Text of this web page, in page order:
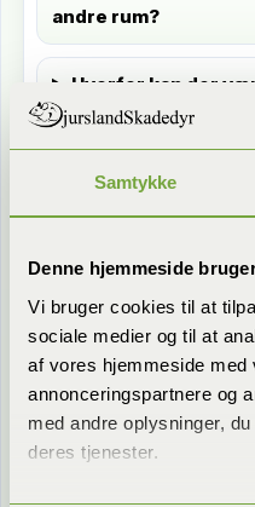
Samtykke
Denne hjemmeside
Vi bruger cookies til at
sociale medier og til at
af vores hjemmeside med
annonceringspartnere og
med andre oplysninger,
deres tjenester.
andre rum?
Hvorfor kan der
Hvad skal jeg vide
adgang efter
konkrete sag?
Vi kører i Egå
Vi dækker Egå og
afklaring og en plan